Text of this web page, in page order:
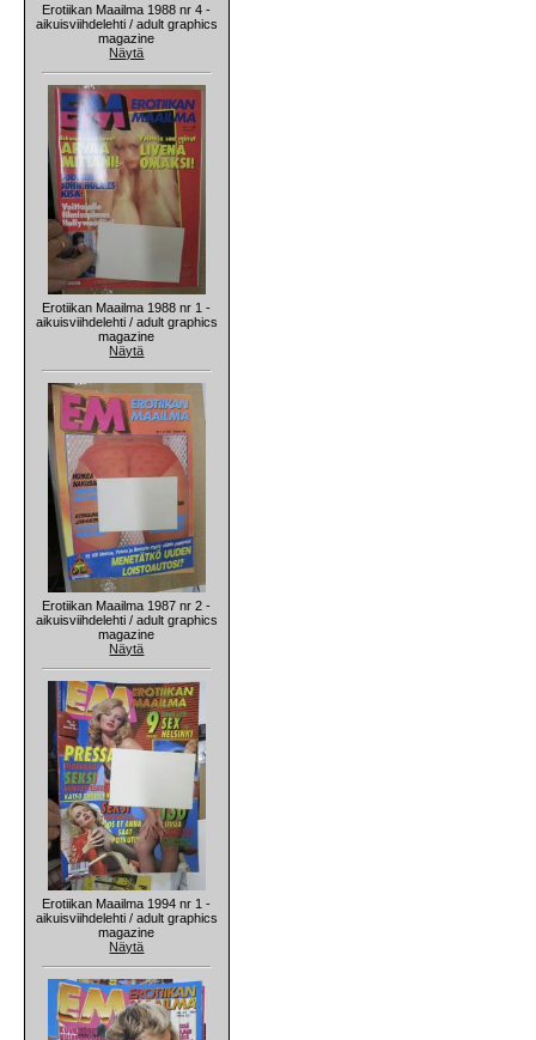
Erotiikan Maailma 1988 nr 4 -
aikuisviihdelehti / adult graphics
magazine
Näytä
Erotiikan Maailma 1988 nr 1 -
aikuisviihdelehti / adult graphics
magazine
Näytä
Erotiikan Maailma 1987 nr 2 -
aikuisviihdelehti / adult graphics
magazine
Näytä
Erotiikan Maailma 1994 nr 1 -
aikuisviihdelehti / adult graphics
magazine
Näytä